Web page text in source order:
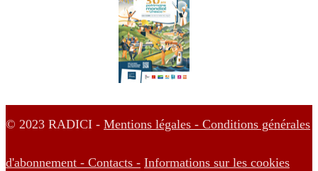
© 2023 RADICI - Mentions légales - Conditions générales
d'abonnement - Contacts - Informations sur les cookies